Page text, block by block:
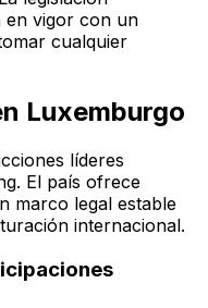
en vigor con un
cualquier
Luxemburgo
líderes
El país ofrece
marco legal estable
internacional.